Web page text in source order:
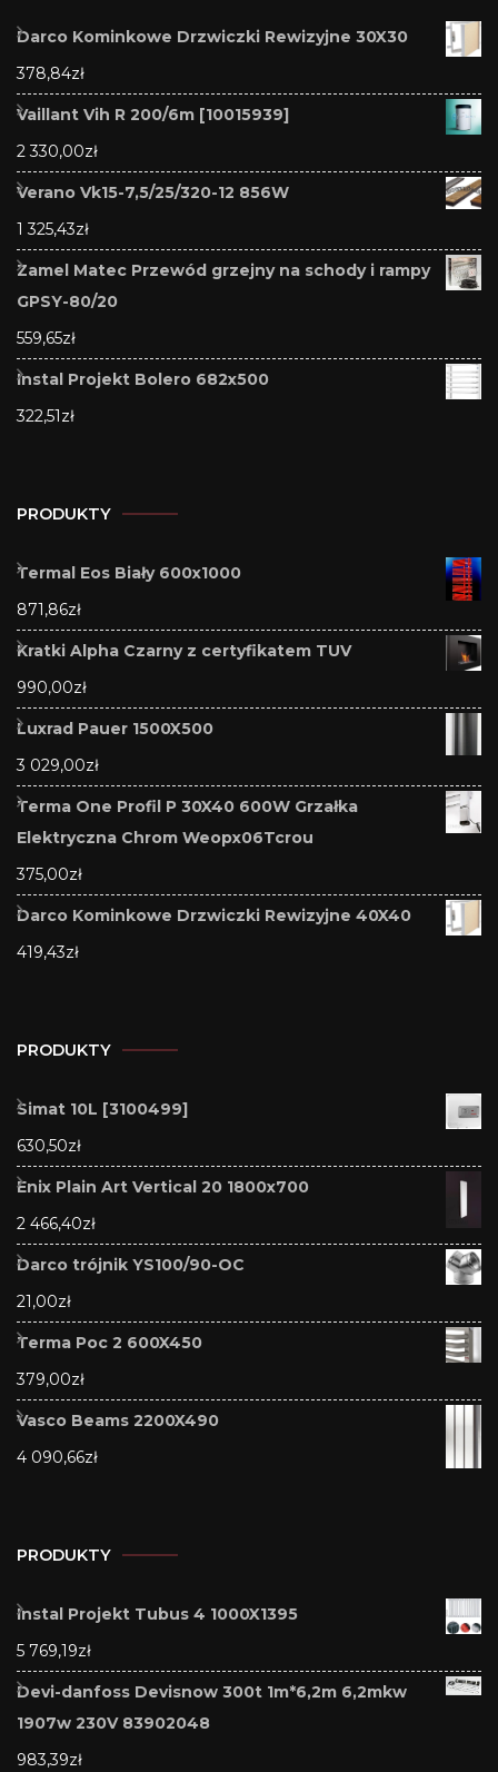
Darco Kominkowe Drzwiczki Rewizyjne 30X30
378,84zł
Vaillant Vih R 200/6m [10015939]
2 330,00zł
Verano Vk15-7,5/25/320-12 856W
1 325,43zł
Zamel Matec Przewód grzejny na schody i rampy
GPSY-80/20
559,65zł
Instal Projekt Bolero 682x500
322,51zł
PRODUKTY
Termal Eos Biały 600x1000
871,86zł
Kratki Alpha Czarny z certyfikatem TUV
990,00zł
Luxrad Pauer 1500X500
3 029,00zł
Terma One Profil P 30X40 600W Grzałka
Elektryczna Chrom Weopx06Tcrou
375,00zł
Darco Kominkowe Drzwiczki Rewizyjne 40X40
419,43zł
PRODUKTY
Simat 10L [3100499]
630,50zł
Enix Plain Art Vertical 20 1800x700
2 466,40zł
Darco trójnik YS100/90-OC
21,00zł
Terma Poc 2 600X450
379,00zł
Vasco Beams 2200X490
4 090,66zł
PRODUKTY
Instal Projekt Tubus 4 1000X1395
5 769,19zł
Devi-danfoss Devisnow 300t 1m*6,2m 6,2mkw
1907w 230V 83902048
983,39zł